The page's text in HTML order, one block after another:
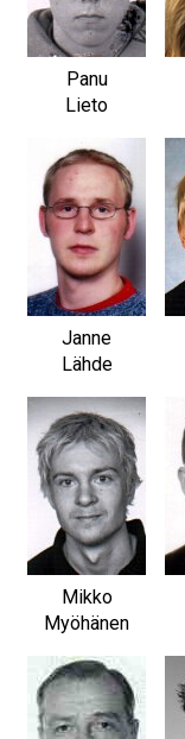
Panu
Lieto
Janne
Lähde
Mikko
Myöhänen